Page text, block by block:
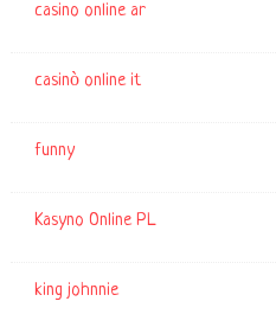
casino online ar
casinò online it
funny
Kasyno Online PL
king johnnie